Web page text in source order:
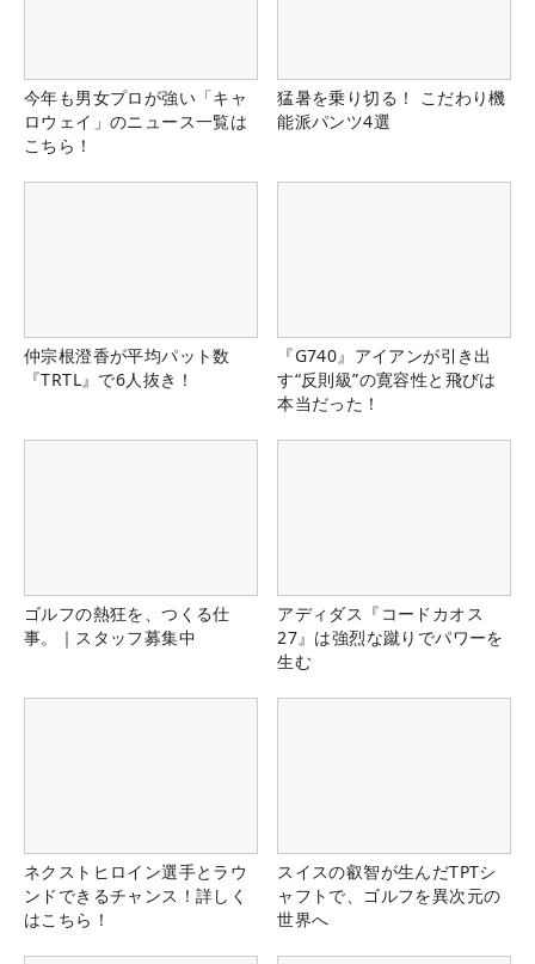
今年も男女プロが強い「キャ
ロウェイ」のニュース一覧は
こちら！
猛暑を乗り切る！ こだわり機
能派パンツ4選
仲宗根澄香が平均パット数
『TRTL』で6人抜き！
『G740』アイアンが引き出
す“反則級”の寛容性と飛びは
本当だった！
ゴルフの熱狂を、つくる仕
事。｜スタッフ募集中
アディダス『コードカオス
27』は強烈な蹴りでパワーを
生む
ネクストヒロイン選手とラウ
ンドできるチャンス！詳しく
はこちら！
スイスの叡智が生んだTPTシ
ャフトで、ゴルフを異次元の
世界へ